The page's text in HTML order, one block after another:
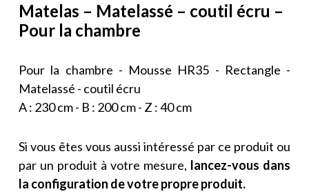
Matelas – Matelassé – coutil écru –
Pour la chambre
Pour la chambre - Mousse HR35 - Rectangle -
Matelassé - coutil écru
A : 230 cm - B : 200 cm - Z : 40 cm
Si vous êtes vous aussi intéressé par ce produit ou
par un produit à votre mesure, lancez-vous dans
la configuration de votre propre produit.